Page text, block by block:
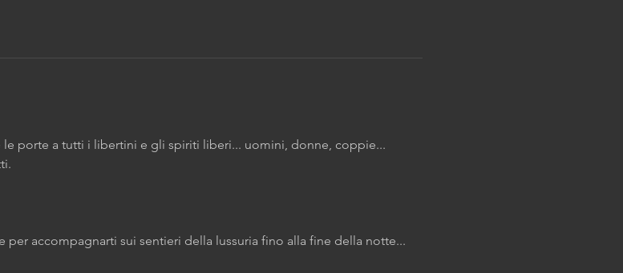
porte a tutti i libertini e gli spiriti liberi... uomini, donne, coppie...
accompagnarti sui sentieri della lussuria fino alla fine della notte...